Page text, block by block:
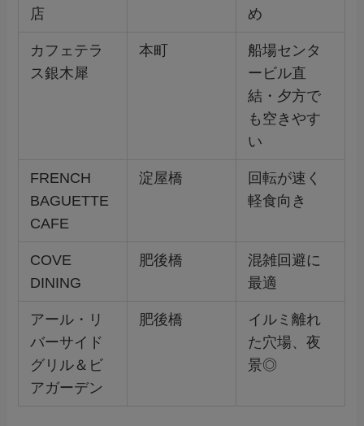
店
め
カフェテラ
ス銀木犀
本町
船場センタ
ービル直
結・夕方で
も空きやす
い
FRENCH
BAGUETTE
CAFE
淀屋橋
回転が速く
軽食向き
COVE
DINING
肥後橋
混雑回避に
最適
アール・リ
バーサイド
グリル＆ビ
アガーデン
肥後橋
イルミ離れ
た穴場、夜
景◎